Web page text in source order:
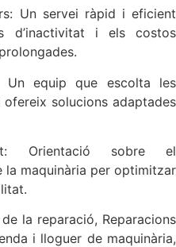
Un servei ràpid i eficient
d’inactivitat i els costos
Un equip que escolta les
solucions adaptades
Orientació sobre el
la maquinària per optimitzar
la reparació, Reparacions
i lloguer de maquinària,